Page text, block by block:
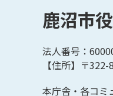
鹿沼市
法人番号：
【住所】〒322-
本庁舎・各コミ